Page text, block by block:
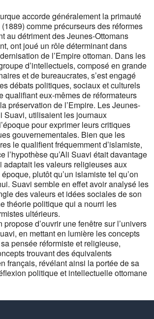
accorde généralement la primauté
comme précurseurs des réformes
au détriment des Jeunes-Ottomans
ont joué un rôle déterminant dans
de l’Empire ottoman. Dans les
d’intellectuels, composé en grande
et de bureaucrates, s’est engagé
débats politiques, sociaux et culturels
qualifiant eux-mêmes de réformateurs
préservation de l’Empire. Les Jeunes-
Suavi, utilisaient les journaux
pour exprimer leurs critiques
gouvernementales. Bien que les
le qualifient fréquemment d’islamiste,
l’hypothèse qu’Ali Suavi était davantage
adaptait les valeurs religieuses aux
plutôt qu’un islamiste tel qu’on
Suavi semble en effet avoir analysé les
des valeurs et idées sociales de son
théorie politique qui a nourri les
ultérieurs.
d’ouvrir une fenêtre sur l’univers
en mettant en lumière les concepts
pensée réformiste et religieuse,
trouvant des équivalents
français, révélant ainsi la portée de sa
politique et intellectuelle ottomane